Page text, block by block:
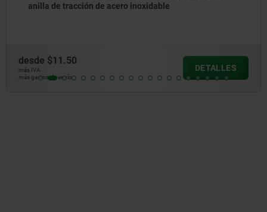
collar con anilla de tracción de acero inoxidable
desde
más gastos de envío